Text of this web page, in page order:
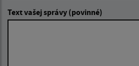
Text vašej správy (povinné)